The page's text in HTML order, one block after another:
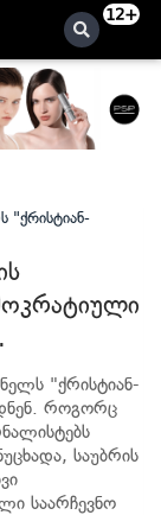
12+
"ქრისტიან-
როგორც
საუბრის
საარჩევნო